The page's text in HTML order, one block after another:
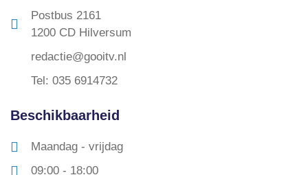
Postbus 2161
1200 CD Hilversum
redactie@gooitv.nl
Tel: 035 6914732
Beschikbaarheid
Maandag - vrijdag
09:00 - 18:00